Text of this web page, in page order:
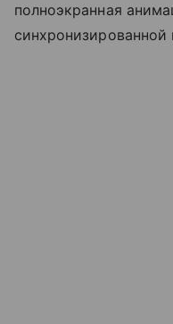
полноэкранная
синхронизированной